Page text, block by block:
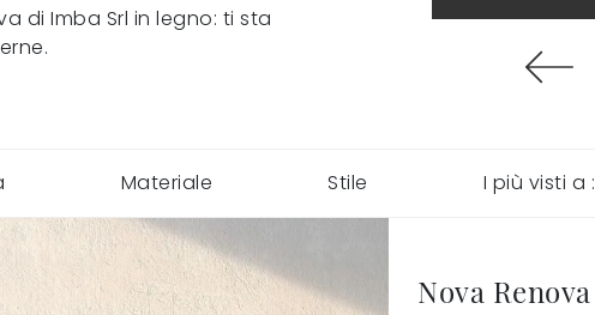
di Imba Srl in legno: ti sta
Materiale Stile I più visti a :
Nova Renova